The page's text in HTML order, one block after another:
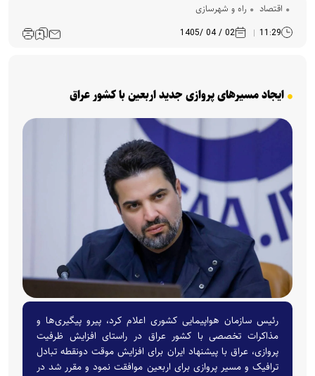
اقتصاد راه و شهرسازی
11:29
02 / 04 /1405
ایجاد مسیر‌های پروازی جدید اربعین با کشور عراق
رئیس سازمان هواپیمایی کشوری اعلام کرد، پیرو پیگیری‌ها و
مذاکرات تخصصی با کشور عراق در راستای افزایش ظرفیت
پروازی، عراق با پیشنهاد ایران برای افزایش موقت دونقطه تبادل
ترافیک و مسیر پروازی برای اربعین موافقت نمود و مقرر شد در